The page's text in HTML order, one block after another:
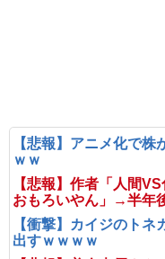
【悲報】アニメ化で
ｗｗ
【悲報】作者「人間
おもろいやん」→半年
【衝撃】カイジのト
出すｗｗｗｗ